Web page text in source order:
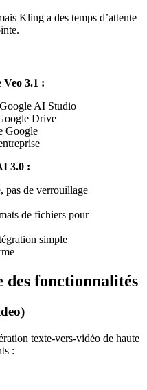
Kling a des temps d’attente
Veo 3.1 :
AI Studio
Drive
Google
3.0 :
pas de verrouillage
de fichiers pour
simple
des fonctionnalités
texte-vers-vidéo de haute
: